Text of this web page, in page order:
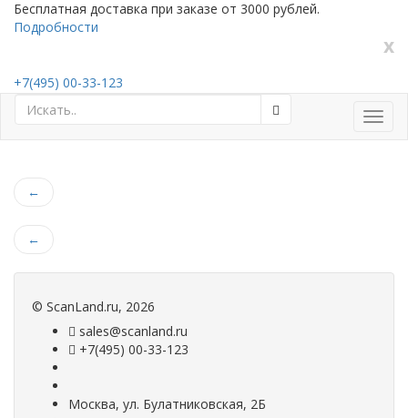
Бесплатная доставка при заказе от 3000 рублей.
Подробности
x
+7(495) 00-33-123
←
←
© ScanLand.ru, 2026
sales@scanland.ru
+7(495) 00-33-123
Москва, ул. Булатниковская, 2Б